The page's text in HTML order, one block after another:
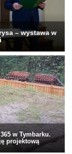
– wystawa w
w Tymbarku.
projektową